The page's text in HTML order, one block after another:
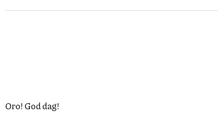
Ого! God dag!